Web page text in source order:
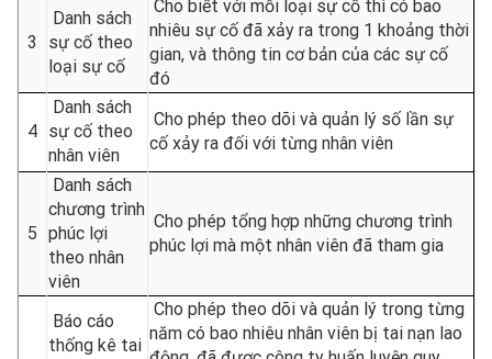
3
Danh sách
sự cố theo
loại sự cố
Cho biết với mỗi loại sự cố thì có bao
nhiêu sự cố đã xảy ra trong 1 khoảng thời
gian, và thông tin cơ bản của các sự cố
đó
4
Danh sách
sự cố theo
nhân viên
Cho phép theo dõi và quản lý số lần sự
cố xảy ra đối với từng nhân viên
5
Danh sách
chương trình
phúc lợi
theo nhân
viên
Cho phép tổng hợp những chương trình
phúc lợi mà một nhân viên đã tham gia
Báo cáo
thống kê tai
Cho phép theo dõi và quản lý trong từng
năm có bao nhiêu nhân viên bị tai nạn lao